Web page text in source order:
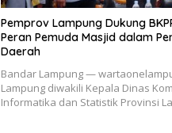
Pemprov Lampung Dukung
Peran Pemuda Masjid dalam
Daerah
Bandar Lampung —
Lampung diwakili Kepala Dinas
Informatika dan Statistik Provinsi